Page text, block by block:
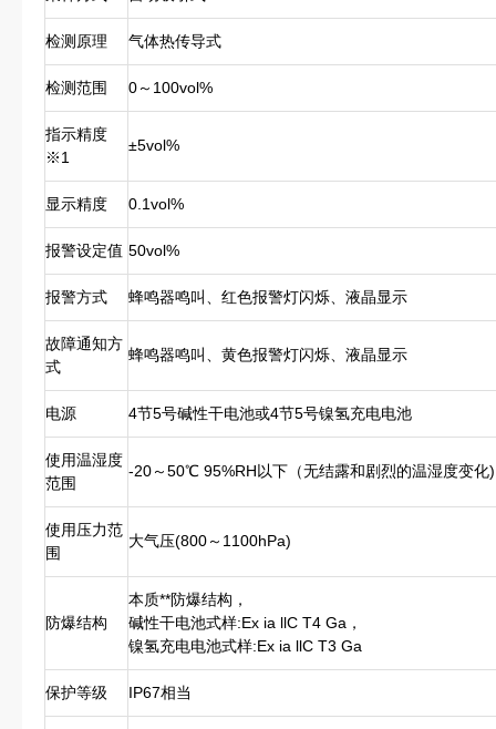
检测原理 气体热传导式
检测范围 0～100vol%
指示精度
※1
±5vol%
显示精度 0.1vol%
报警设定值 50vol%
报警方式 蜂鸣器鸣叫、红色报警灯闪烁、液晶显示
故障通知方
式
蜂鸣器鸣叫、黄色报警灯闪烁、液晶显示
电源 4节5号碱性干电池或4节5号镍氢充电电池
使用温湿度
范围
-20～50℃ 95%RH以下（无结露和剧烈的温湿度变化)
使用压力范
围
大气压(800～1100hPa)
防爆结构
本质**防爆结构，
碱性干电池式样:Ex ia llC T4 Ga，
镍氢充电电池式样:Ex ia llC T3 Ga
保护等级 IP67相当